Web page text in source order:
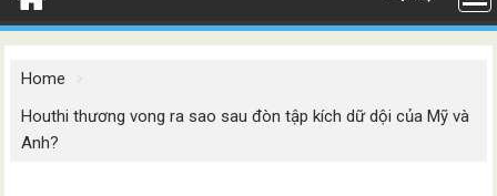
Home
Houthi thương vong ra sao sau đòn tập kích dữ dội của Mỹ và
Anh?